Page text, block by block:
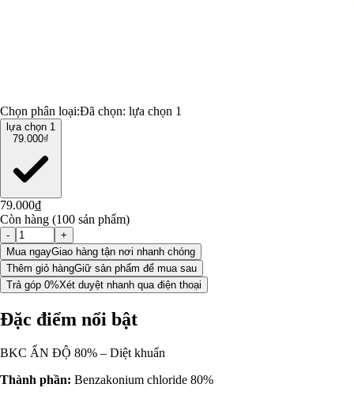
Chọn phân loại:Đã chọn: lựa chọn 1
lựa chọn 1
79.000₫
79.000₫
Còn hàng (100 sản phẩm)
-
+
Mua ngayGiao hàng tận nơi nhanh chóng
Thêm giỏ hàngGiữ sản phẩm để mua sau
Trả góp 0%Xét duyệt nhanh qua điện thoại
Đặc điểm nổi bật
BKC ẤN ĐỘ 80% – Diệt khuẩn
Thành phần: Benzakonium chloride 80%